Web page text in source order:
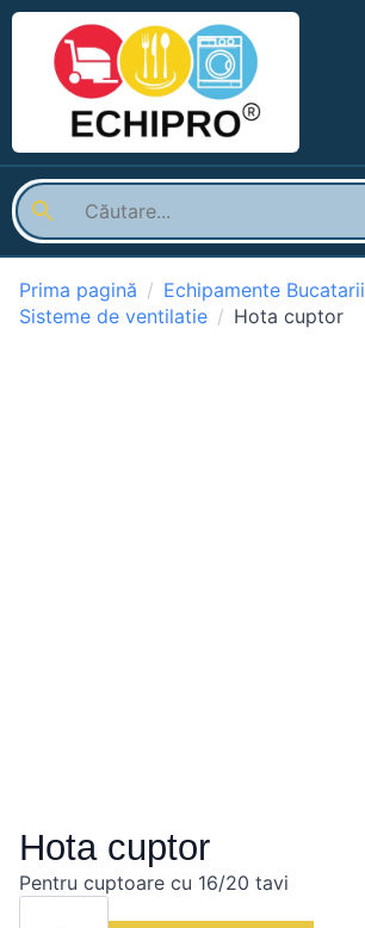
Prima pagină
Echipamente Bucatarii
Sisteme de ventilatie
Hota cuptor
Hota cuptor
Pentru cuptoare cu 16/20 tavi
Cantitate